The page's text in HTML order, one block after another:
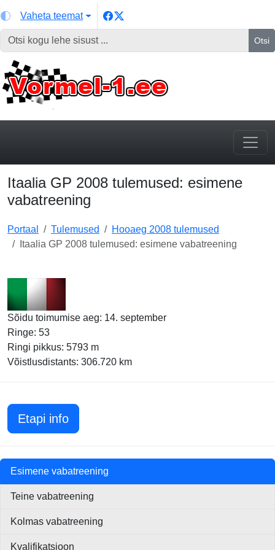
Vaheta teemat
Otsi
Itaalia GP 2008 tulemused: esimene
vabatreening
Portaal Tulemused
Hooaeg 2008 tulemused
Itaalia GP 2008 tulemused: esimene vabatreening
Sõidu toimumise aeg: 14. september
Ringe: 53
Ringi pikkus: 5793 m
Võistlusdistants: 306.720 km
Etapi infoItaalia GP 2008
Esimene vabatreening
Teine vabatreening
Kolmas vabatreening
Kvalifikatsioon